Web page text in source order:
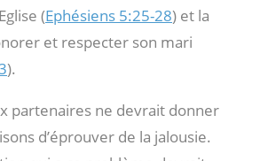
(Ephésiens 5:25-28) et la
et respecter son mari
).
partenaires ne devrait donner
d’éprouver de la jalousie.